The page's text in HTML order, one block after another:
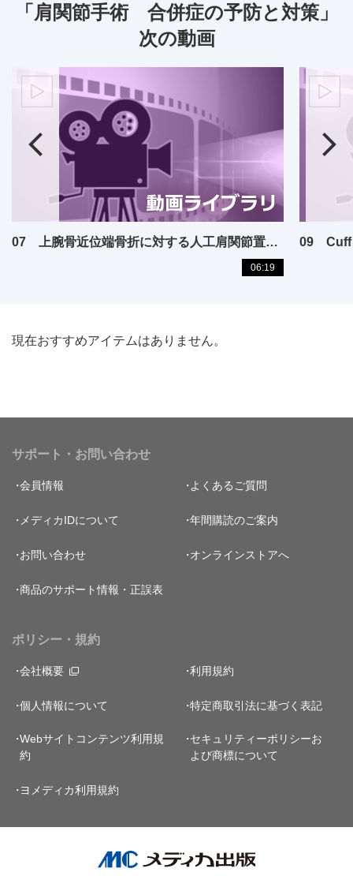
「肩関節手術 合併症の予防と対策」
次の動画
07 上腕骨近位端骨折に対する人工肩関節置換術（リバース型含む）
06:19
現在おすすめアイテムはありません。
サポート・お問い合わせ
会員情報 よくあるご質問
メディカIDについて 年間購読のご案内
お問い合わせ オンラインストアへ
商品のサポート情報・正誤表
ポリシー・規約
会社概要 利用規約
個人情報について 特定商取引法に基づく表記
Webサイトコンテンツ利用規
約
セキュリティーポリシーお
よび商標について
ヨメディカ利用規約